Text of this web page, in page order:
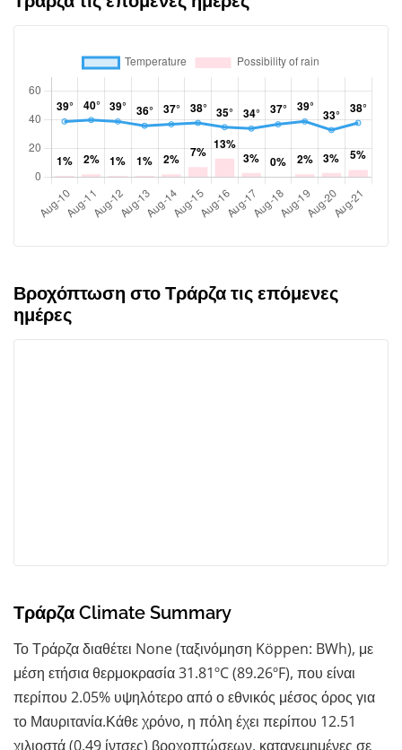
Βροχόπτωση στο Τράρζα τις επόμενες
ημέρες
Τράρζα Climate Summary
Το Τράρζα διαθέτει None (ταξινόμηση Köppen: BWh), με
μέση ετήσια θερμοκρασία 31.81ºC (89.26ºF), που είναι
περίπου 2.05% υψηλότερο από ο εθνικός μέσος όρος για
το Μαυριτανία.Κάθε χρόνο, η πόλη έχει περίπου 12.51
χιλιοστά (0.49 ίντσες) βροχοπτώσεων, κατανεμημένες σε